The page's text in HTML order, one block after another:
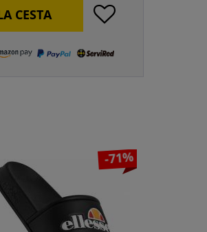
CESTA
-71%